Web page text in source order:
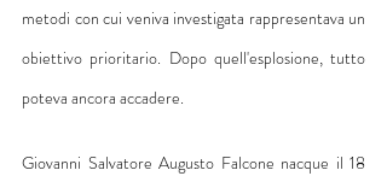
metodi con cui veniva investigata rappresentava un
obiettivo prioritario. Dopo quell'esplosione, tutto
poteva ancora accadere.
Giovanni Salvatore Augusto Falcone nacque il 18